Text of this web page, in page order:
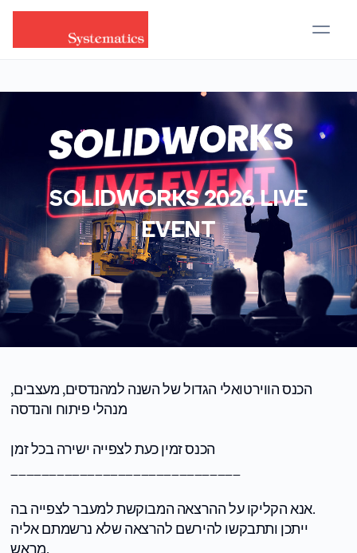
SOLIDWORKS 2026 LIVE
EVENT
הכנס הווירטואלי הגדול של השנה למהנדסים, מעצבים,
מנהלי פיתוח והנדסה
הכנס זמין כעת לצפייה ישירה בכל זמן
אנא הקליקו על ההרצאה המבוקשת למעבר לצפייה בה.
ייתכן ותתבקשו להירשם להרצאה שלא נרשמתם אליה
מראש.